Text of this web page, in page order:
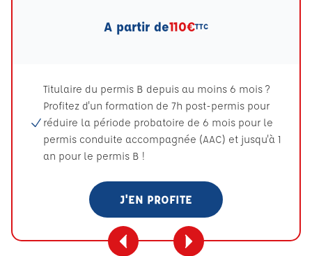
A partir de110€TTC
Titulaire du permis B depuis au moins 6 mois ?
Profitez d'un formation de 7h post-permis pour
réduire la période probatoire de 6 mois pour le
permis conduite accompagnée (AAC) et jusqu'à 1
an pour le permis B !
J'EN PROFITE